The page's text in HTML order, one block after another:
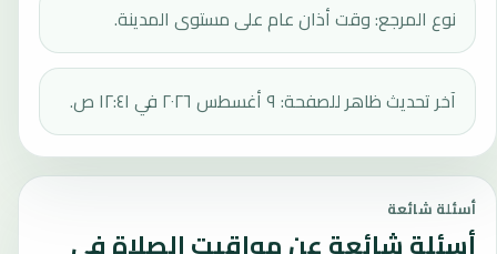
نوع المرجع: وقت أذان عام على مستوى المدينة.
آخر تحديث ظاهر للصفحة: ٩ أغسطس ٢٠٢٦ في ١٢:٤١ ص.
أسئلة شائعة